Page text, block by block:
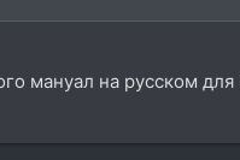
мануал на русском для